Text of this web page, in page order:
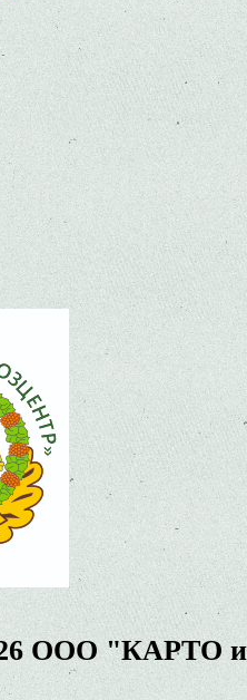
ООО "КАРТО